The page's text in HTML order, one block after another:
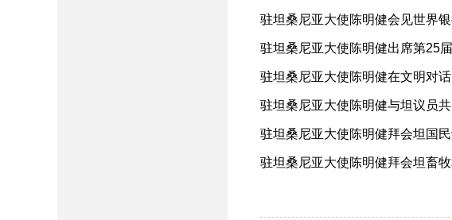
驻坦桑尼亚大使陈明健会见世界
驻坦桑尼亚大使陈明健出席第25
驻坦桑尼亚大使陈明健在文明对
驻坦桑尼亚大使陈明健与坦议员
驻坦桑尼亚大使陈明健拜会坦国
驻坦桑尼亚大使陈明健拜会坦畜